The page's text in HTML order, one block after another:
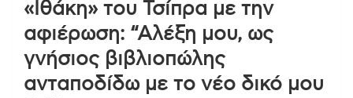
«Ιθάκη» του Τσίπρα με την
αφιέρωση: “Αλέξη μου, ως
γνήσιος βιβλιοπώλης
ανταποδίδω με το νέο δικό μου